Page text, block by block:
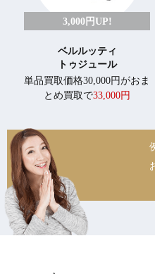
3,000円UP!
ベルルッティ
トゥジュール
単品買取価格30,000円がおま
とめ買取で33,000円